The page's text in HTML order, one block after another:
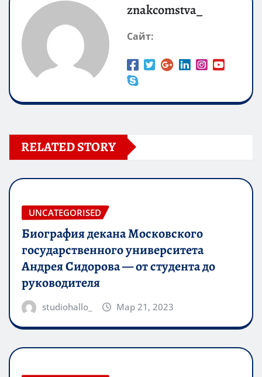
znakcomstva_
Сайт:
RELATED STORY
UNCATEGORISED
Биография декана Московского
государственного университета
Андрея Сидорова — от студента до
руководителя
studiohallo_ Мар 21, 2023